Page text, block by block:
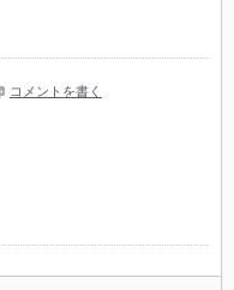
コメントを書く